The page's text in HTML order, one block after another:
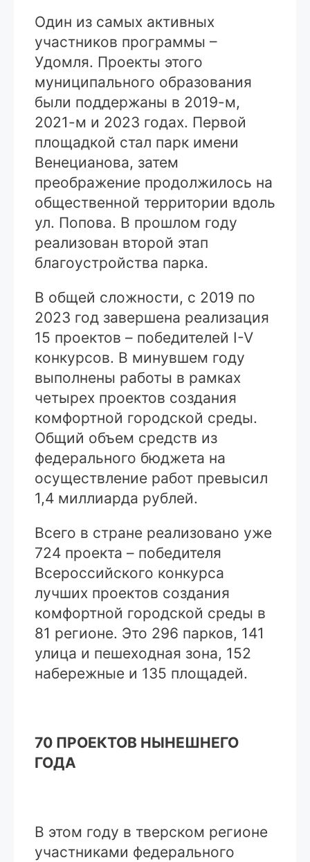
Один из самых активных
участников программы –
Удомля. Проекты этого
муниципального образования
были поддержаны в 2019-м,
2021-м и 2023 годах. Первой
площадкой стал парк имени
Венецианова, затем
преображение продолжилось на
общественной территории вдоль
ул. Попова. В прошлом году
реализован второй этап
благоустройства парка.
В общей сложности, с 2019 по
2023 год завершена реализация
15 проектов – победителей I-V
конкурсов. В минувшем году
выполнены работы в рамках
четырех проектов создания
комфортной городской среды.
Общий объем средств из
федерального бюджета на
осуществление работ превысил
1,4 миллиарда рублей.
Всего в стране реализовано уже
724 проекта – победителя
Всероссийского конкурса
лучших проектов создания
комфортной городской среды в
81 регионе. Это 296 парков, 141
улица и пешеходная зона, 152
набережные и 135 площадей.
70 ПРОЕКТОВ НЫНЕШНЕГО
ГОДА
В этом году в тверском регионе
участниками федерального